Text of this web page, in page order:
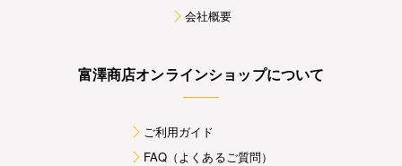
会社概要
富澤商店オンラインショップについて
ご利用ガイド
FAQ（よくあるご質問）